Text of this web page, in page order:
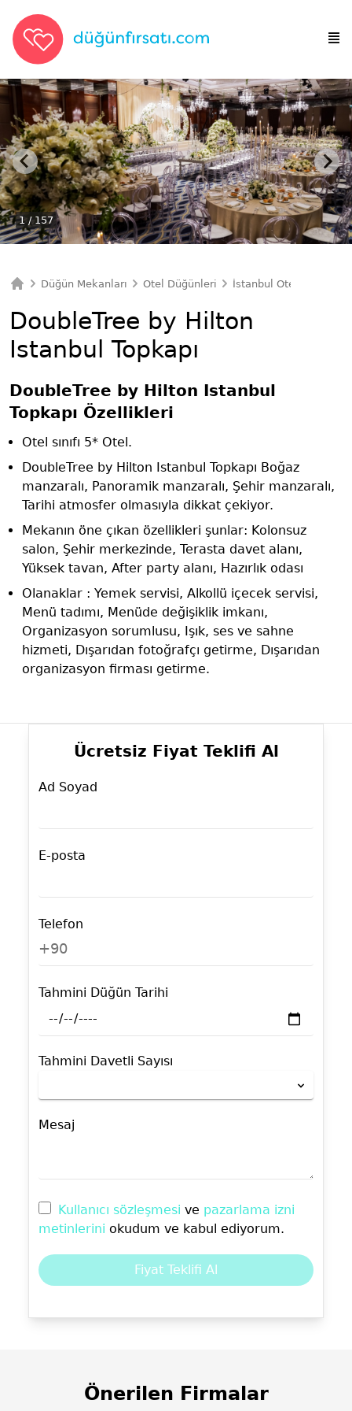
1/ 157
Düğün Mekanları Otel Düğünleri İstanbul Otel Düğünleri
DoubleTree by Hilton
Istanbul Topkapı
DoubleTree by Hilton Istanbul
Topkapı Özellikleri
Otel sınıfı 5* Otel.
DoubleTree by Hilton Istanbul Topkapı Boğaz
manzaralı, Panoramik manzaralı, Şehir manzaralı,
Tarihi atmosfer olmasıyla dikkat çekiyor.
Mekanın öne çıkan özellikleri şunlar: Kolonsuz
salon, Şehir merkezinde, Terasta davet alanı,
Yüksek tavan, After party alanı, Hazırlık odası
Olanaklar : Yemek servisi, Alkollü içecek servisi,
Menü tadımı, Menüde değişiklik imkanı,
Organizasyon sorumlusu, Işık, ses ve sahne
hizmeti, Dışarıdan fotoğrafçı getirme, Dışarıdan
organizasyon firması getirme.
Ücretsiz Fiyat Teklifi Al
Ad Soyad
E-posta
Telefon
+90
Tahmini Düğün Tarihi
Tahmini Davetli Sayısı
Mesaj
Kullanıcı sözleşmesi ve pazarlama izni
metinlerini okudum ve kabul ediyorum.
Fiyat Teklifi Al
Önerilen Firmalar